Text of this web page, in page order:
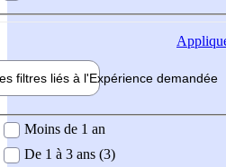
filtres liés à l'Expérience demandée
demandée
Moins de 1 an
De 1 à 3 ans (3)